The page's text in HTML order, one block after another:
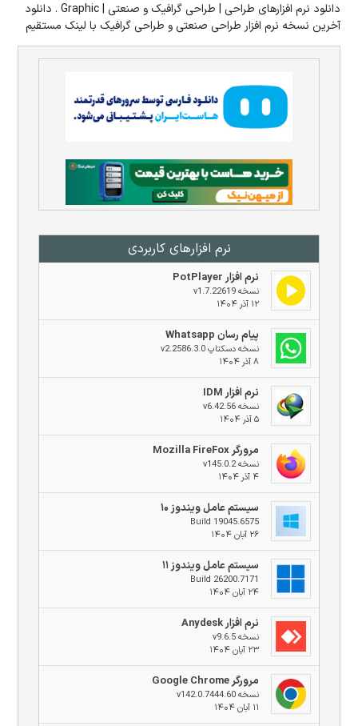
نرم افزار‌های کاربردی
نرم افزار PotPlayer
نسخه v1.7.22619
۱۲ آذر ۱۴۰۴
پیام رسان Whatsapp
نسخه دسکتاپ v2.2586.3.0
۸ آذر ۱۴۰۴
نرم افزار IDM
نسخه v6.42.56
۵ آذر ۱۴۰۴
مرورگر Mozilla FireFox
نسخه v145.0.2
۴ آذر ۱۴۰۴
سیستم عامل ویندوز ۱۰
Build 19045.6575
۲۶ آبان ۱۴۰۴
سیستم عامل ویندوز ۱۱
Build 26200.7171
۲۴ آبان ۱۴۰۴
نرم افزار Anydesk
نسخه v9.6.5
۲۳ آبان ۱۴۰۴
مرورگر Google Chrome
نسخه v142.0.7444.60
۱۱ آبان ۱۴۰۴
دانلود نرم افزارهای طراحی | طراحی گرافیک و صنعتی | Graphic . دانلود
آخرین نسخه نرم افزار طراحی صنعتی و طراحی گرافیک با لینک مستقیم